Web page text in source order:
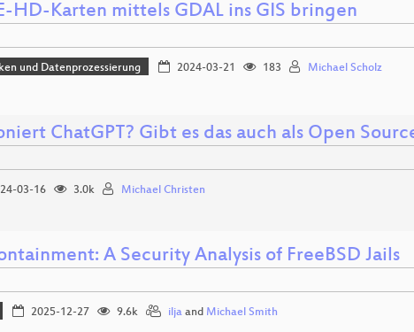
HD-Karten mittels GDAL ins GIS bringen
und Datenprozessierung 2024-03-21 183 Michael Scholz
ChatGPT? Gibt es das auch als Open
03-16 3.0k Michael Christen
A Security Analysis of FreeBSD Jails
2025-12-27 9.6k iljaand Michael Smith